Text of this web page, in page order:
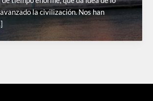
la civilización. Nos han